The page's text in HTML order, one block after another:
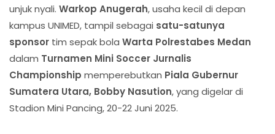
unjuk nyali. Warkop Anugerah, usaha kecil di depan
kampus UNIMED, tampil sebagai satu-satunya
sponsor tim sepak bola Warta Polrestabes Medan
dalam Turnamen Mini Soccer Jurnalis
Championship memperebutkan Piala Gubernur
Sumatera Utara, Bobby Nasution, yang digelar di
Stadion Mini Pancing, 20-22 Juni 2025.